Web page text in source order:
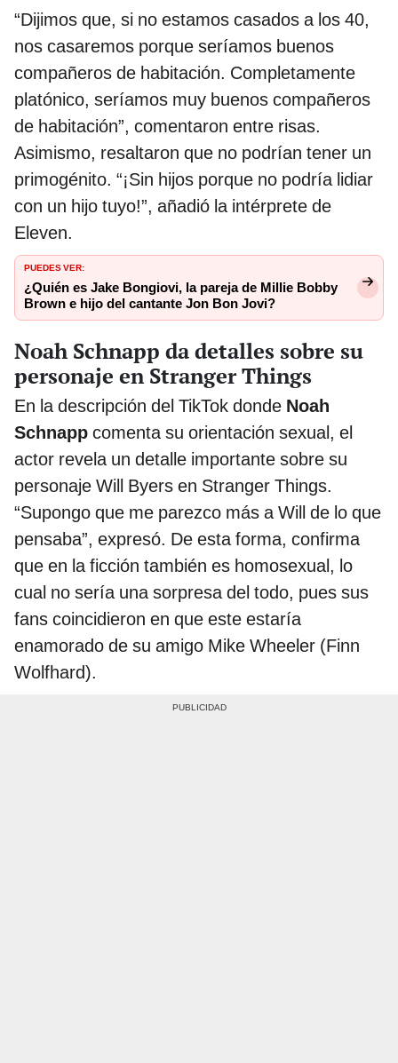
“Dijimos que, si no estamos casados a los 40,
nos casaremos porque seríamos buenos
compañeros de habitación. Completamente
platónico, seríamos muy buenos compañeros
de habitación”, comentaron entre risas.
Asimismo, resaltaron que no podrían tener un
primogénito. “¡Sin hijos porque no podría lidiar
con un hijo tuyo!”, añadió la intérprete de
Eleven.
PUEDES VER:
¿Quién es Jake Bongiovi, la pareja de Millie Bobby
Brown e hijo del cantante Jon Bon Jovi?
Noah Schnapp da detalles sobre su
personaje en Stranger Things
En la descripción del TikTok donde Noah
Schnapp comenta su orientación sexual, el
actor revela un detalle importante sobre su
personaje Will Byers en Stranger Things.
“Supongo que me parezco más a Will de lo que
pensaba”, expresó. De esta forma, confirma
que en la ficción también es homosexual, lo
cual no sería una sorpresa del todo, pues sus
fans coincidieron en que este estaría
enamorado de su amigo Mike Wheeler (Finn
Wolfhard).